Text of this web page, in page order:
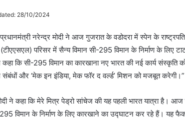
28/10/2024
नरेन्द्र मोदी ने आज गुजरात के वडोदरा में स्पेन के
परिसर में सैन्य विमान सी-295 विमान के निर्माण के लिए
कहा कि सी-295 विमान का कारखाना नए भारत की नई कार्य संस्कृति
संबंधों और ‘मेक इन इंडिया, मेक फॉर द वर्ल्ड’ मिशन को मजबूत करेगी।”
ने कहा कि मेरे मित्र पेड्रो सांचेज की यह पहली भारत यात्रा है।
विमान के निर्माण के लिए कारखाने का उद्घाटन कर रहे हैं। यह